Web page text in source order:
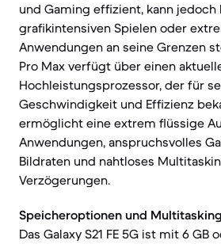
und Gaming effizient, kann jedoch
grafikintensiven Spielen oder
Anwendungen an seine Grenzen
Pro Max verfügt über einen
Hochleistungsprozessor, der für
Geschwindigkeit und Effizienz
ermöglicht eine extrem flüssige
Anwendungen, anspruchsvolles
Bildraten und nahtloses
Verzögerungen.
Speicheroptionen und
Das Galaxy S21 FE 5G ist mit 6 GB